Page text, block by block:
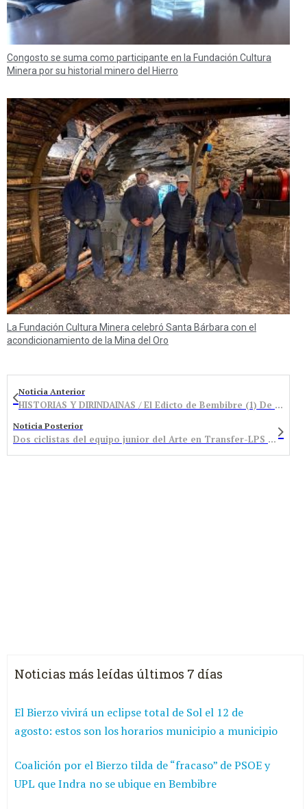
Congosto se suma como participante en la Fundación Cultura
Minera por su historial minero del Hierro
La Fundación Cultura Minera celebró Santa Bárbara con el
acondicionamiento de la Mina del Oro
Noticia Anterior
HISTORIAS Y DIRINDAINAS / El Edicto de Bembibre (1) De cuando Roma conquistó Bembibre
Noticia Posterior
Dos ciclistas del equipo junior del Arte en Transfer-LPS participarán en los mundiales de Inglaterra
Noticias más leídas últimos 7 días
El Bierzo vivirá un eclipse total de Sol el 12 de
agosto: estos son los horarios municipio a municipio
Coalición por el Bierzo tilda de “fracaso” de PSOE y
UPL que Indra no se ubique en Bembibre